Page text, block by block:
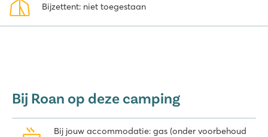
attractiepark Futuroscope of dierentuin de Beauval aan.
Bijzettent: niet toegestaan
Bij Roan op deze camping
Bij jouw accommodatie: gas (onder voorbehoud